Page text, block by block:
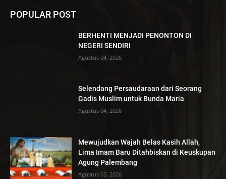
POPULAR POST
BERHENTI MENJADI PENONTON DI
NEGERI SENDIRI
Agustus 04, 2026
Selendang Persaudaraan dari Seorang
Gadis Muslim untuk Bunda Maria
Agustus 04, 2026
Mewujudkan Wajah Belas Kasih Allah,
Lima Imam Baru Ditahbiskan di Keuskupan
Agung Palembang
Agustus 05, 2026